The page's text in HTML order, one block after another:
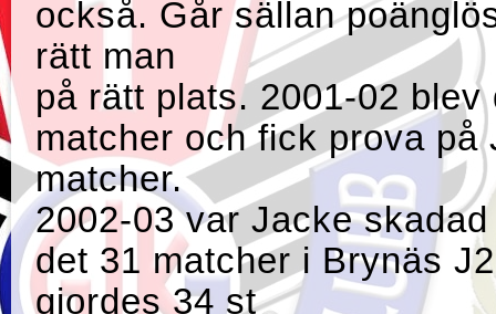
också. Går sällan
rätt man
på rätt plats. 2001-02 blev
matcher och fick prova på
matcher.
2002-03 var Jacke
det 31 matcher i Brynäs
gjordes 34 st